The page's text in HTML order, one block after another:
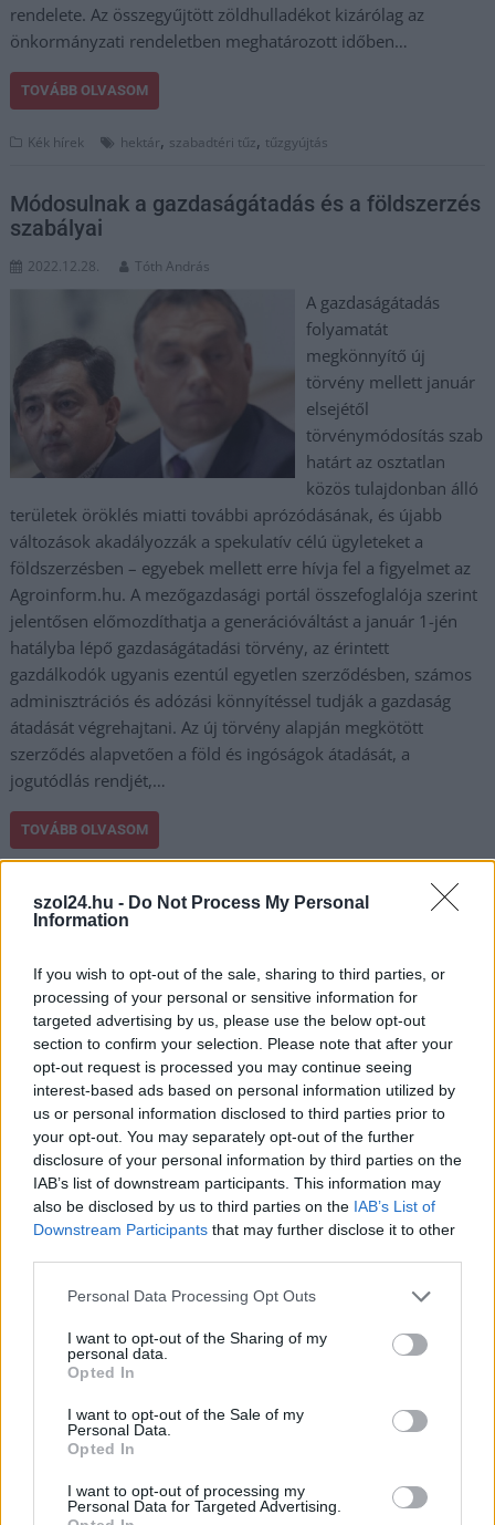
szol24.hu - Do Not Process My Personal
Information
If you wish to opt-out of the sale, sharing to third parties, or
processing of your personal or sensitive information for
targeted advertising by us, please use the below opt-out
section to confirm your selection. Please note that after your
opt-out request is processed you may continue seeing
interest-based ads based on personal information utilized by
us or personal information disclosed to third parties prior to
your opt-out. You may separately opt-out of the further
disclosure of your personal information by third parties on the
IAB’s list of downstream participants. This information may
also be disclosed by us to third parties on the IAB’s List of
Downstream Participants that may further disclose it to other
Please note that this website/app uses one or more Google
not limited to your visit or usage behaviour. You may click to
grant or deny consent to Google and its third-party tags to
use your data for below specified purposes in below Google
consent section.
Personal Data Processing Opt Outs
I want to opt-out of the Sharing of my
personal data.
Opted In
I want to opt-out of the Sale of my
Personal Data.
Opted In
I want to opt-out of processing my
Personal Data for Targeted Advertising.
rendelete. Az összegyűjtött zöldhulladékot kizárólag az
önkormányzati rendeletben meghatározott időben…
TOVÁBB OLVASOM
Kék hírek hektár, szabadtéri tűz, tűzgyújtás
Módosulnak a gazdaságátadás és a földszerzés
szabályai
2022.12.28. Tóth András
A gazdaságátadás
folyamatát
megkönnyítő új
törvény mellett január
elsejétől
törvénymódosítás szab
határt az osztatlan
közös tulajdonban álló
területek öröklés miatti további aprózódásának, és újabb
változások akadályozzák a spekulatív célú ügyleteket a
földszerzésben – egyebek mellett erre hívja fel a figyelmet az
Agroinform.hu. A mezőgazdasági portál összefoglalója szerint
jelentősen előmozdíthatja a generációváltást a január 1-jén
hatályba lépő gazdaságátadási törvény, az érintett
gazdálkodók ugyanis ezentúl egyetlen szerződésben, számos
adminisztrációs és adózási könnyítéssel tudják a gazdaság
átadását végrehajtani. Az új törvény alapján megkötött
szerződés alapvetően a föld és ingóságok átadását, a
jogutódlás rendjét,…
TOVÁBB OLVASOM
hektár kap
mezőgazdaság, öröklés,osztatlan közös
Hírlevél feliratkozás
Adja meg keresztnevét:
Adja
meg e-mail címét: